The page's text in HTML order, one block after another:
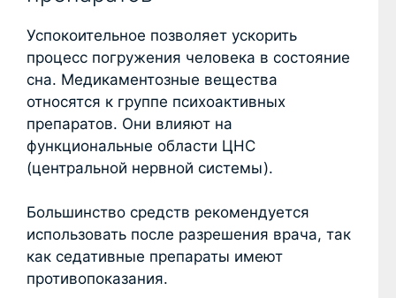
Успокоительное позволяет ускорить
процесс погружения человека в состояние
сна. Медикаментозные вещества
относятся к группе психоактивных
препаратов. Они влияют на
функциональные области ЦНС
(центральной нервной системы).
Большинство средств рекомендуется
использовать после разрешения врача, так
как седативные препараты имеют
противопоказания.